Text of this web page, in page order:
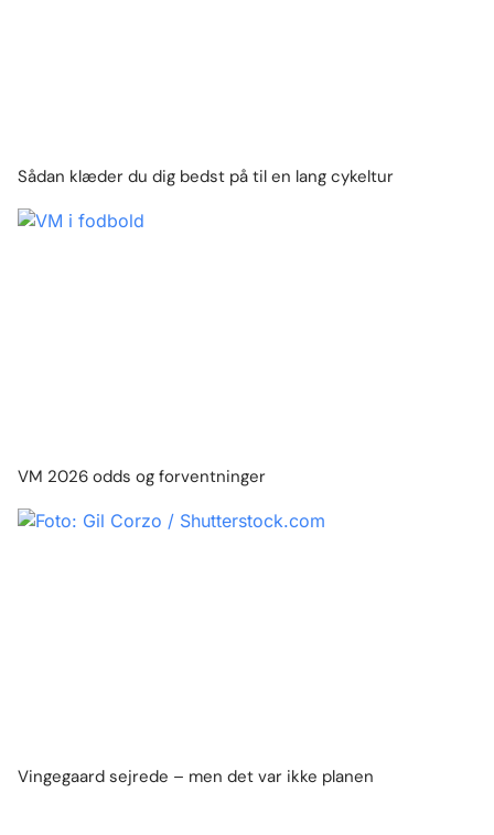
Sådan klæder du dig bedst på til en lang cykeltur
VM 2026 odds og forventninger
Vingegaard sejrede – men det var ikke planen